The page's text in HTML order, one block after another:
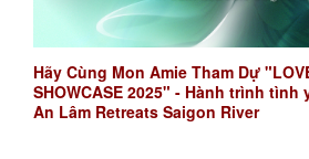
Hãy Cùng Mon Amie Tham Dự
SHOWCASE 2025" - Hành trình
An Lâm Retreats Saigon River